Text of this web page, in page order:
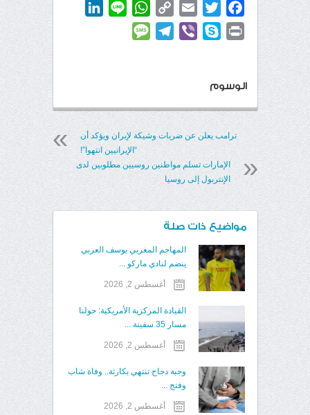
Facebook
Twitter
Email
Copy
Link
WhatsApp
Line
Print
Skype
Viber
Telegram
الوسوم
ترامب يعلن عن ضربات وشيكة لإيران ويؤكد أن
“الإيرانيين انتهوا”!
الإمارات تسلم مواطنين روسيين مطلوبين لدى
الإنتربول إلى روسيا
مواضيع ذات صلة
المهاجم المغربي يوسف العربي
ينضم لنادي ماركو ...
أغسطس 2, 2026
القيادة المركزية الأمريكية: حولنا
مسار 35 سفينة ...
أغسطس 2, 2026
وجبة دجاج تنتهي بكارثة.. وفاة شاب
وفتح ...
أغسطس 2, 2026